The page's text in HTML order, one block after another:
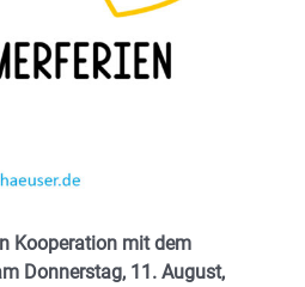
Kooperation mit dem
Donnerstag, 11. August,